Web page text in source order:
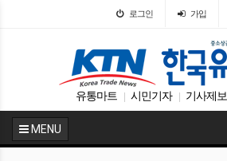
로그인 가입
유통마트 시민기자 기사제보
MENU